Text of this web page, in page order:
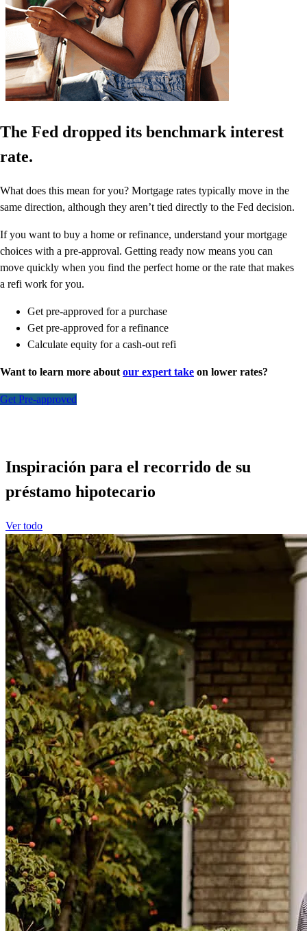
The Fed dropped its benchmark interest
rate.
What does this mean for you? Mortgage rates typically move in the
same direction, although they aren’t tied directly to the Fed decision.
If you want to buy a home or refinance, understand your mortgage
choices with a pre-approval. Getting ready now means you can
move quickly when you find the perfect home or the rate that makes
a refi work for you.
Get pre-approved for a purchase
Get pre-approved for a refinance
Calculate equity for a cash-out refi
Want to learn more about our expert take on lower rates?
Get Pre-approved
Inspiración para el recorrido de su
préstamo hipotecario
Ver todo